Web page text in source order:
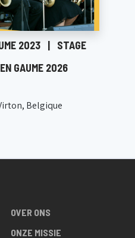
2023 | STAGE
GAUME 2026
Belgique
OVER ONS
ONZE MISSIE